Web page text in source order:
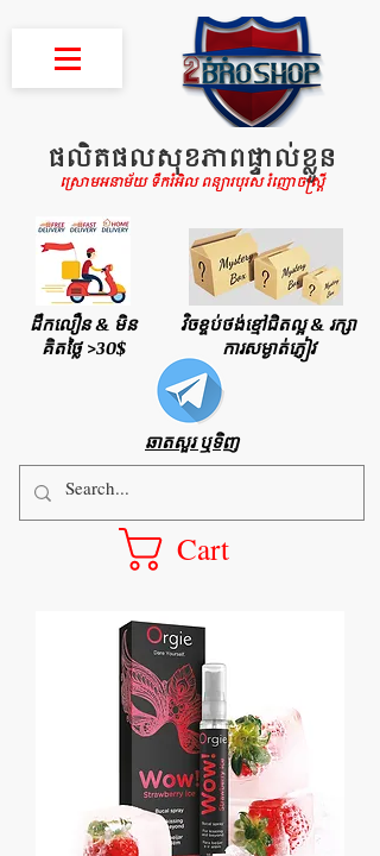
ផលិតផលសុខភាពផ្ទាល់ខ្លួន
ស្រោមអនាម័យ ទឹករំអិល ពន្យារបុរស រំញោចស្រ្តី
Cart
ដឹកលឿន & មិន
គិតថ្លៃ >30$
វិចខ្ចប់ថង់ខ្មៅជិតល្អ & រក្សា
ការសម្ងាត់ភ្ញៀវ
ឆាតសួរ ឬទិញ